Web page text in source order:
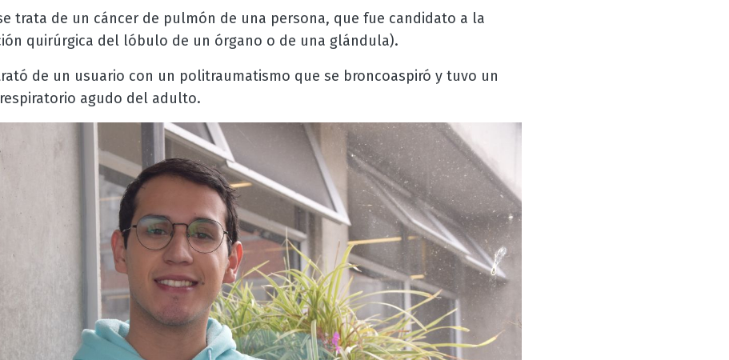
trata de un cáncer de pulmón de una persona, que fue candidato a la
quirúrgica del lóbulo de un órgano o de una glándula).
de un usuario con un politraumatismo que se broncoaspiró y tuvo un
agudo del adulto.